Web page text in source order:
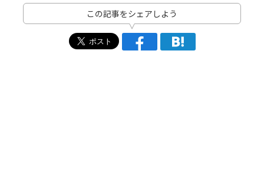
この記事をシェアしよう